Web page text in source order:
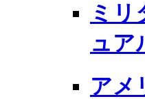
ミリ
ュア
アメ